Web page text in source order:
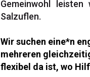
Gemeinwohl
Salzuflen.
Wir suchen eine*n
mehreren
flexibel da ist, wo